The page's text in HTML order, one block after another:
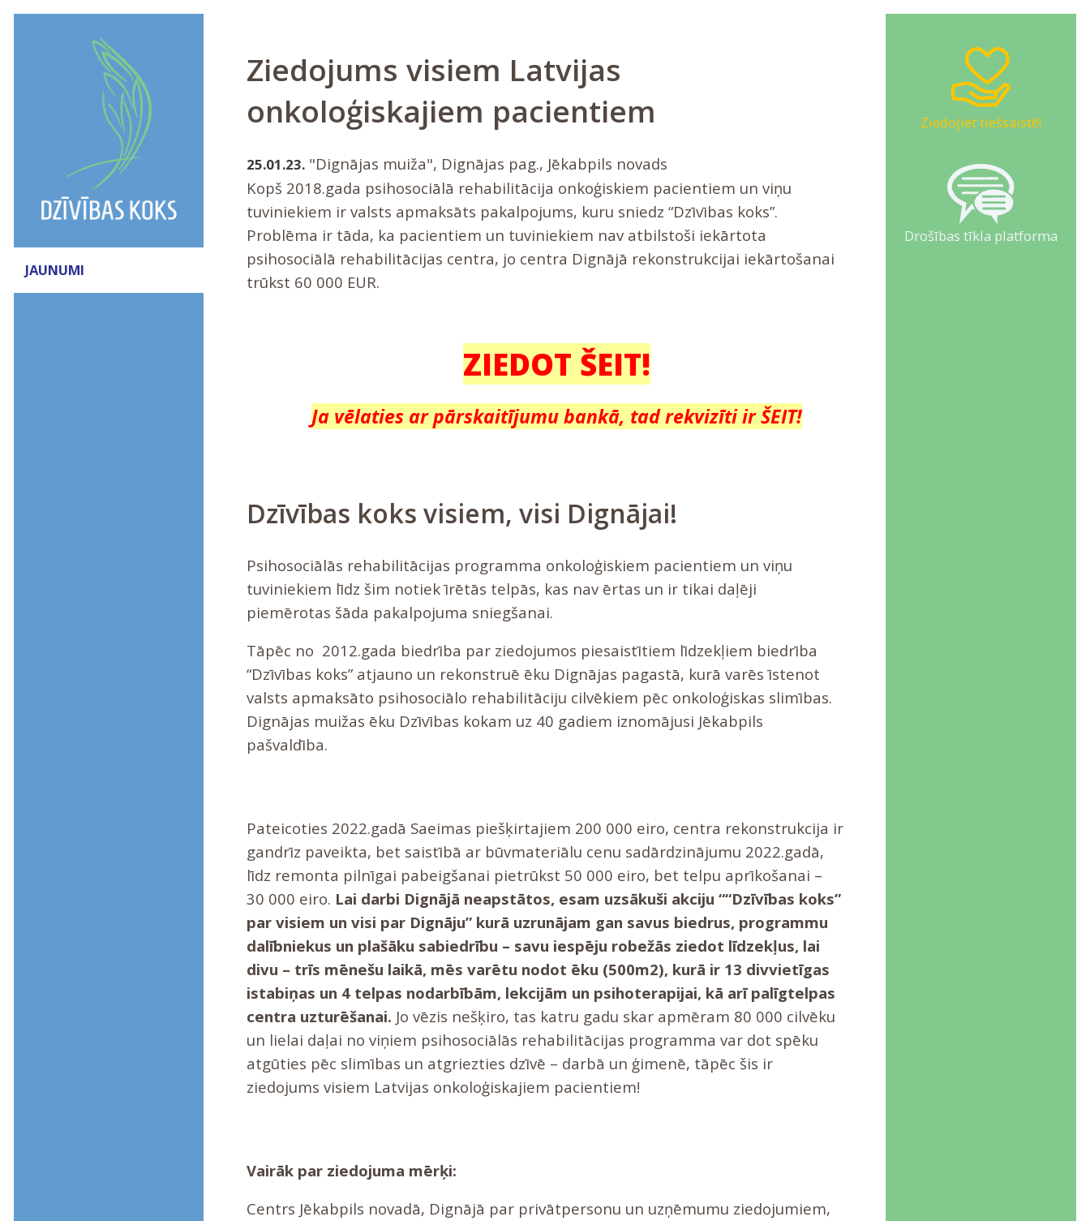
Ziedojiet tiešsaistē!
Drošības tīkla platforma
JAUNUMI
Ziedojums visiem Latvijas
onkoloģiskajiem pacientiem
25.01.23."Dignājas muiža", Dignājas pag., Jēkabpils novads
Kopš 2018.gada psihosociālā rehabilitācija onkoģiskiem pacientiem un viņu
tuviniekiem ir valsts apmaksāts pakalpojums, kuru sniedz “Dzīvības koks”.
Problēma ir tāda, ka pacientiem un tuviniekiem nav atbilstoši iekārtota
psihosociālā rehabilitācijas centra, jo centra Dignājā rekonstrukcijai iekārtošanai
trūkst 60 000 EUR.
ZIEDOT ŠEIT!
Ja vēlaties ar pārskaitījumu bankā, tad rekvizīti ir ŠEIT!
Dzīvības koks visiem, visi Dignājai!
Psihosociālās rehabilitācijas programma onkoloģiskiem pacientiem un viņu
tuviniekiem līdz šim notiek īrētās telpās, kas nav ērtas un ir tikai daļēji
piemērotas šāda pakalpojuma sniegšanai.
Tāpēc no 2012.gada biedrība par ziedojumos piesaistītiem līdzekļiem biedrība
“Dzīvības koks” atjauno un rekonstruē ēku Dignājas pagastā, kurā varēs īstenot
valsts apmaksāto psihosociālo rehabilitāciju cilvēkiem pēc onkoloģiskas slimības.
Dignājas muižas ēku Dzīvības kokam uz 40 gadiem iznomājusi Jēkabpils
pašvaldība.
Pateicoties 2022.gadā Saeimas piešķirtajiem 200 000 eiro, centra rekonstrukcija ir
gandrīz paveikta, bet saistībā ar būvmateriālu cenu sadārdzinājumu 2022.gadā,
līdz remonta pilnīgai pabeigšanai pietrūkst 50 000 eiro, bet telpu aprīkošanai –
30 000 eiro. Lai darbi Dignājā neapstātos, esam uzsākuši akciju ““Dzīvības koks”
par visiem un visi par Dignāju” kurā uzrunājam gan savus biedrus, programmu
dalībniekus un plašāku sabiedrību – savu iespēju robežās ziedot līdzekļus, lai
divu – trīs mēnešu laikā, mēs varētu nodot ēku (500m2), kurā ir 13 divvietīgas
istabiņas un 4 telpas nodarbībām, lekcijām un psihoterapijai, kā arī palīgtelpas
centra uzturēšanai. Jo vēzis nešķiro, tas katru gadu skar apmēram 80 000 cilvēku
un lielai daļai no viņiem psihosociālās rehabilitācijas programma var dot spēku
atgūties pēc slimības un atgriezties dzīvē – darbā un ģimenē, tāpēc šis ir
ziedojums visiem Latvijas onkoloģiskajiem pacientiem!
Vairāk par ziedojuma mērķi:
Centrs Jēkabpils novadā, Dignājā par privātpersonu un uzņēmumu ziedojumiem,